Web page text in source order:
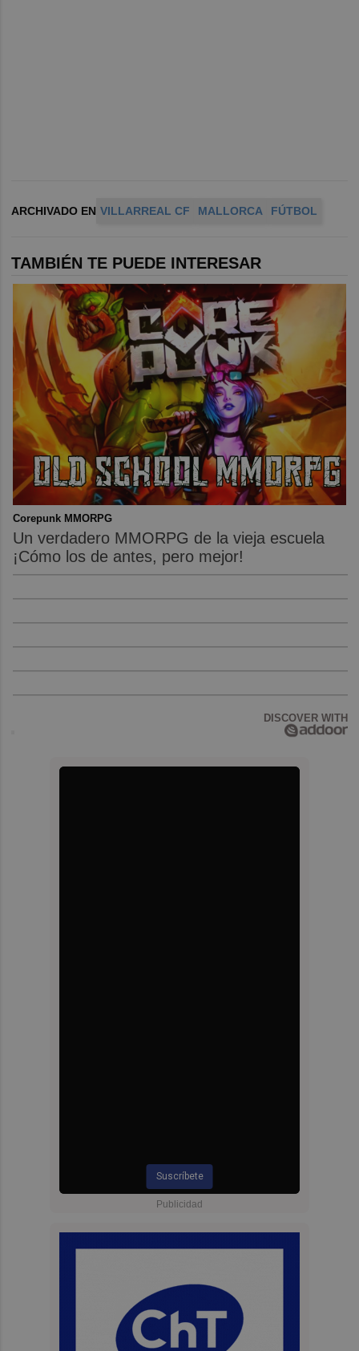
Suscríbete
ARCHIVADO EN VILLARREAL CF MALLORCA FÚTBOL
TAMBIÉN TE PUEDE INTERESAR
Corepunk MMORPG
Un verdadero MMORPG de la vieja escuela
¡Cómo los de antes, pero mejor!
DISCOVER WITH